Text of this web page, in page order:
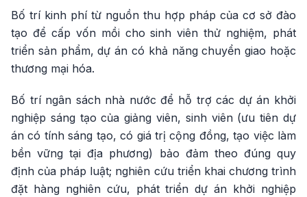
Bố trí kinh phí từ nguồn thu hợp pháp của cơ sở đào
tạo để cấp vốn mồi cho sinh viên thử nghiệm, phát
triển sản phẩm, dự án có khả năng chuyển giao hoặc
thương mại hóa.
Bố trí ngân sách nhà nước để hỗ trợ các dự án khởi
nghiệp sáng tạo của giảng viên, sinh viên (ưu tiên dự
án có tính sáng tạo, có giá trị cộng đồng, tạo việc làm
bền vững tại địa phương) bảo đảm theo đúng quy
định của pháp luật; nghiên cứu triển khai chương trình
đặt hàng nghiên cứu, phát triển dự án khởi nghiệp